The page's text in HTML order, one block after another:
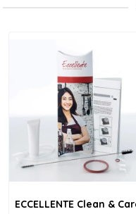
ECCELLENTE Clean &